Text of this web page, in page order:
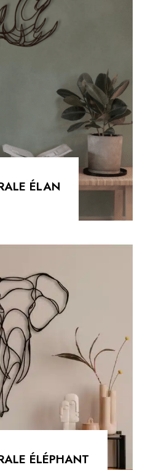
ÉLAN
ÉLÉPHANT